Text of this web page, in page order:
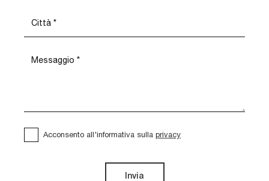
Acconsento all'informativa sulla privacy
Invia